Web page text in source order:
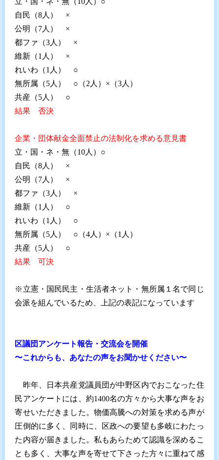
自民（8人） ×
公明（7人） ×
都ファ（3人） ×
維新（1人） ×
れいわ（1人） ○
無所属（5人） ○（2人）×（3人）
共産（5人） ○
結果 否決
企業・団体献金全面禁止の法制化を求める意見書
立・国・ネ・無（10人）○
自民（8人） ×
公明（7人） ×
都ファ（3人） ×
維新（1人） ○
れいわ（1人） ○
無所属（5人） ○（4人）×（1人）
共産（5人） ○
結果 可決
※立憲・国民民主・生活者ネット・無所属１名で同じ
会派を組んでいるため、上記の表記になっています
区議団アンケート報告・交流会を開催
〜これからも、あなたの声をお聞かせください〜
昨年、日本共産党議員団が中野区内でおこなった住
民アンケートには、約1400名の方々から大事な声をお
寄せいただきました。物価高騰への対策を求める声が
圧倒的に多く、同時に、区政への要望も多岐にわたっ
た内容が届きました。私もあらためて認識を深めるこ
とも多く、大事な声を寄せて下さった方々に重ねて感